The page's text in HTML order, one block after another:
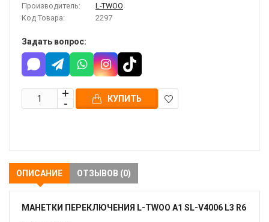
Производитель:
L-TWOO
Код Товара:
2297
Задать вопрос:
КУПИТЬ
ОПИСАНИЕ ОТЗЫВОВ (0)
МАНЕТКИ ПЕРЕКЛЮЧЕНИЯ L-TWOO A1 SL-V4006 L3 R6